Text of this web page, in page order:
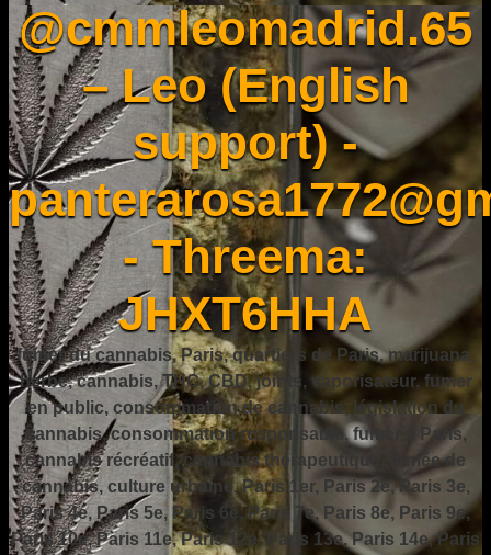
@cmmleomadrid.65
– Leo (English
support) -
- Threema:
JHXT6HHA
fumer du cannabis, Paris, quartiers de Paris, marijuana,
herbe, cannabis, THC, CBD, joints, vaporisateur, fumer
en public, consommation de cannabis, législation du
cannabis, consommation responsable, fumer à Paris,
cannabis récréatif, cannabis thérapeutique, fumée de
cannabis, culture urbaine, Paris 1er, Paris 2e, Paris 3e,
Paris 4e, Paris 5e, Paris 6e, Paris 7e, Paris 8e, Paris 9e,
Paris 10e, Paris 11e, Paris 12e, Paris 13e, Paris 14e, Paris